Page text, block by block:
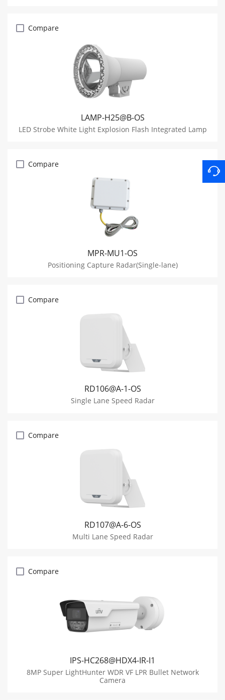
Compare
LAMP-H25@B-OS
LED Strobe White Light Explosion Flash Integrated Lamp
Compare
MPR-MU1-OS
Positioning Capture Radar(Single-lane)
Compare
RD106@A-1-OS
Single Lane Speed Radar
Compare
RD107@A-6-OS
Multi Lane Speed Radar
Compare
IPS-HC268@HDX4-IR-I1
8MP Super LightHunter WDR VF LPR Bullet Network
Camera